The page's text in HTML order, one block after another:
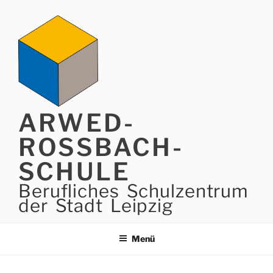
springen
ARWED-
ROSSBACH-
SCHULE
Berufliches Schulzentrum
der Stadt Leipzig
Menü